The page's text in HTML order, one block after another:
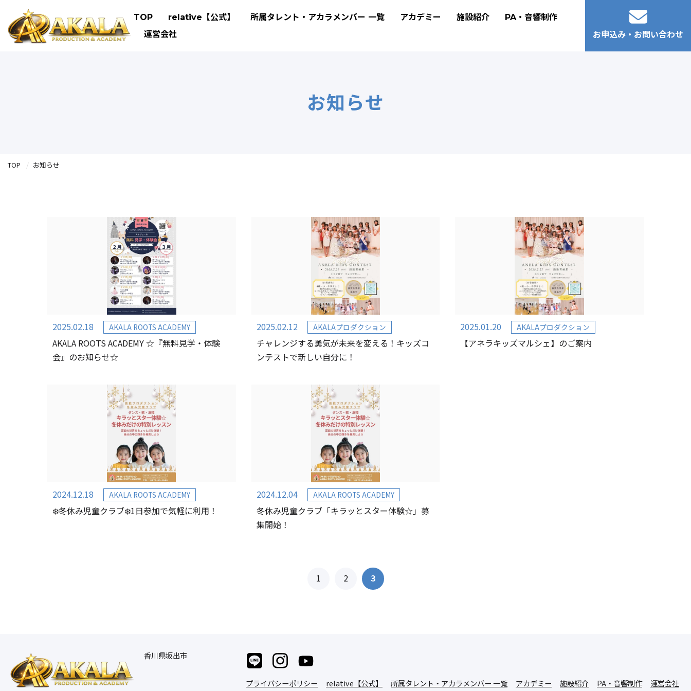
TOP relative【公式】 所属タレント・アカラメンバー 一覧 アカデミー 施設紹介
PA・音響制作
運営会社
お申込み・お問い合わせ
お知らせ
TOP お知らせ
2025.02.18 AKALA ROOTS ACADEMY
AKALA ROOTS ACADEMY ☆『無料見学・体験
会』のお知らせ☆
2025.02.12 AKALAプロダクション
チャレンジする勇気が未来を変える！キッズコ
ンテストで新しい自分に！
2025.01.20 AKALAプロダクション
【アネラキッズマルシェ】のご案内
2024.12.18 AKALA ROOTS ACADEMY
❄️冬休み児童クラブ❄️1日参加で気軽に利用！
2024.12.04 AKALA ROOTS ACADEMY
冬休み児童クラブ「キラッとスター体験☆」募
集開始！
1 2 3
香川県坂出市
プライバシーポリシー relative【公式】 所属タレント・アカラメンバー 一覧 アカデミー 施設紹介 PA・音響制作 運営会社